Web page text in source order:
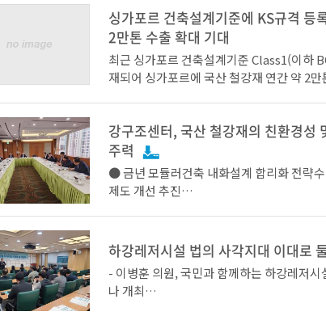
건재 적용 확대방안 모색
한국철강협회 강구조센터(회장, POSCO 오
4일 포스코 더샵갤러리에서 시공사, 설계사,
100여명이 참석한 가운데 건설용 강재 수요
세미나를 개최했다.
이날 세미나에서 한국토질및기초기술사회
설사고와 가설흙막이 설계기기준 개정 필요
설흙막이 붕괴 사고 원인을 분석하고, 가설
도 강재를 적용하여 안정성을 확보할 수 있
도소개 및 활성화 방안』발표를 통해 건설신
차, 건설신기술 활성화될 수 있는 방안을 설
포스코이앤씨 손강혁 그룹장은 철강제품의
싱가포르 건축설계기준에 KS규격 등
2만톤 수출 확대 기대
최근 싱가포르 건축설계기준 Class1(이하
재되어 싱가포르에 국산 철강재 연간 약 2
* Building and Construction : 건축설계
싱가포르 BC1은 2012년 개정되었는데, 영
본, 호주, 뉴질랜드, 중국의 기준만 등록되
능하고, 납품 시마다 테스트가 필요하며, 강
설계해야 적용이 가능했다.
강구조센터, 국산 철강재의 친환경성
주력
● 금년 모듈러건축 내화설계 합리화 전략
제도 개선 추진
로그램 개발, 친환경 건축제도 개선 수행
하강레저시설 법의 사각지대 이대로
- 이병훈 의원, 국민과 함께하는 하강레저시
나 개최